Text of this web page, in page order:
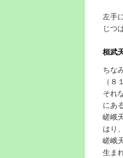
左手
じつ
桓武
ちな
（
それ
にあ
嵯峨
はり
嵯峨
生ま